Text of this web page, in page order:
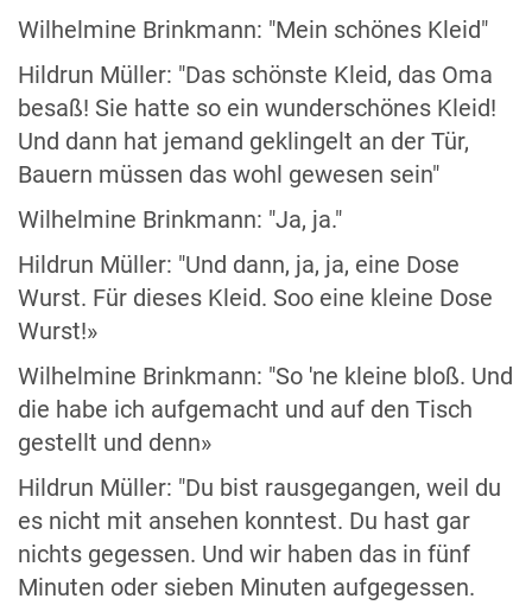
Wilhelmine Brinkmann: "Mein schönes Kleid"
Hildrun Müller: "Das schönste Kleid, das Oma
besaß! Sie hatte so ein wunderschönes Kleid!
Und dann hat jemand geklingelt an der Tür,
Bauern müssen das wohl gewesen sein"
Wilhelmine Brinkmann: "Ja, ja."
Hildrun Müller: "Und dann, ja, ja, eine Dose
Wurst. Für dieses Kleid. Soo eine kleine Dose
Wurst!»
Wilhelmine Brinkmann: "So 'ne kleine bloß. Und
die habe ich aufgemacht und auf den Tisch
gestellt und denn»
Hildrun Müller: "Du bist rausgegangen, weil du
es nicht mit ansehen konntest. Du hast gar
nichts gegessen. Und wir haben das in fünf
Minuten oder sieben Minuten aufgegessen.